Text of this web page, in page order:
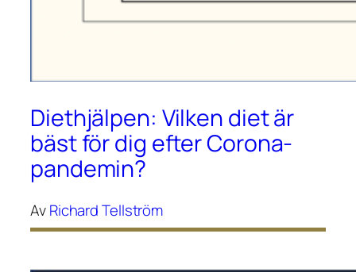
Diethjälpen: Vilken diet är
bäst för dig efter Corona-
pandemin?
AvRichard Tellström